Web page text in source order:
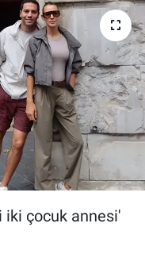
iki çocuk annesi'